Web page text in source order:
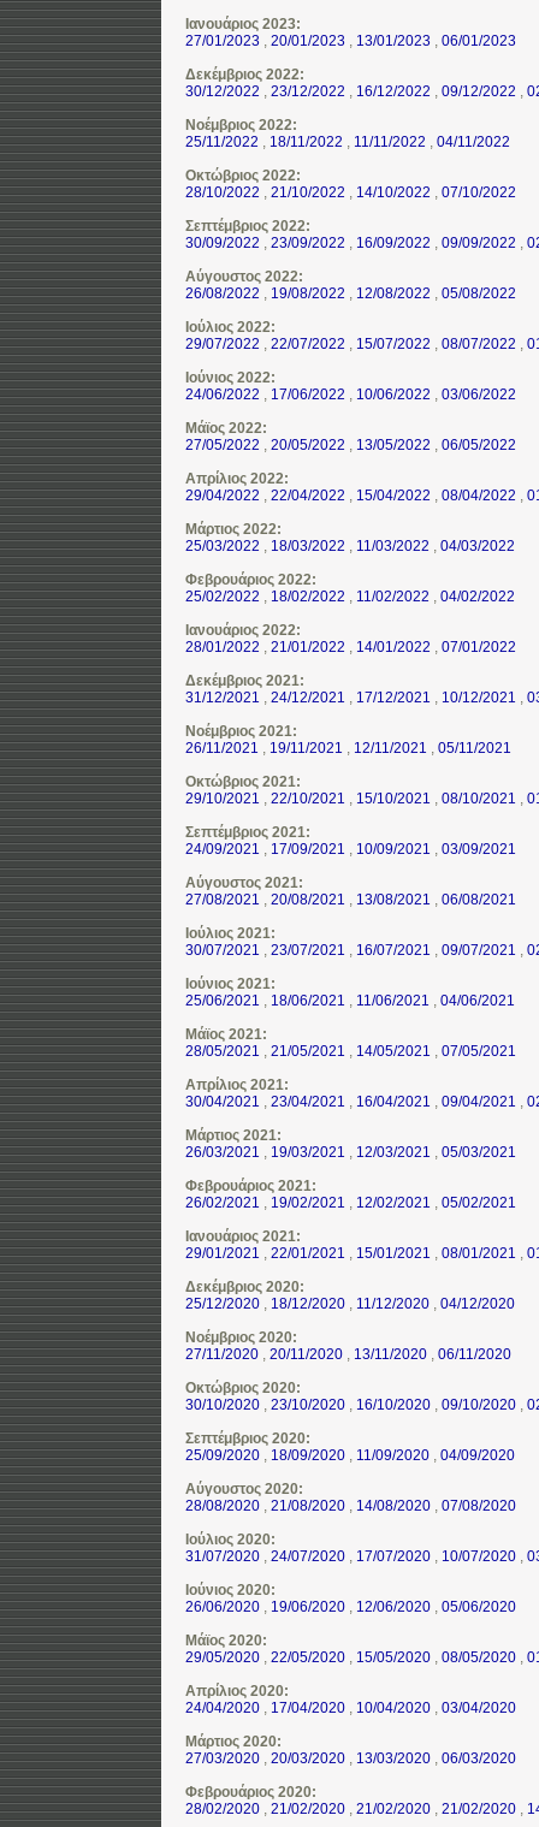
Ιανουάριος 2023:
27/01/2023 , 20/01/2023 , 13/01/2023 , 06/01/2023
Δεκέμβριος 2022:
30/12/2022 , 23/12/2022 , 16/12/2022 , 09/12/2022 ,
Νοέμβριος 2022:
25/11/2022 , 18/11/2022 , 11/11/2022 , 04/11/2022
Οκτώβριος 2022:
28/10/2022 , 21/10/2022 , 14/10/2022 , 07/10/2022
Σεπτέμβριος 2022:
30/09/2022 , 23/09/2022 , 16/09/2022 , 09/09/2022 ,
Αύγουστος 2022:
26/08/2022 , 19/08/2022 , 12/08/2022 , 05/08/2022
Ιούλιος 2022:
29/07/2022 , 22/07/2022 , 15/07/2022 , 08/07/2022 ,
Ιούνιος 2022:
24/06/2022 , 17/06/2022 , 10/06/2022 , 03/06/2022
Μάϊος 2022:
27/05/2022 , 20/05/2022 , 13/05/2022 , 06/05/2022
Απρίλιος 2022:
29/04/2022 , 22/04/2022 , 15/04/2022 , 08/04/2022 ,
Μάρτιος 2022:
25/03/2022 , 18/03/2022 , 11/03/2022 , 04/03/2022
Φεβρουάριος 2022:
25/02/2022 , 18/02/2022 , 11/02/2022 , 04/02/2022
Ιανουάριος 2022:
28/01/2022 , 21/01/2022 , 14/01/2022 , 07/01/2022
Δεκέμβριος 2021:
31/12/2021 , 24/12/2021 , 17/12/2021 , 10/12/2021 ,
Νοέμβριος 2021:
26/11/2021 , 19/11/2021 , 12/11/2021 , 05/11/2021
Οκτώβριος 2021:
29/10/2021 , 22/10/2021 , 15/10/2021 , 08/10/2021 ,
Σεπτέμβριος 2021:
24/09/2021 , 17/09/2021 , 10/09/2021 , 03/09/2021
Αύγουστος 2021:
27/08/2021 , 20/08/2021 , 13/08/2021 , 06/08/2021
Ιούλιος 2021:
30/07/2021 , 23/07/2021 , 16/07/2021 , 09/07/2021 ,
Ιούνιος 2021:
25/06/2021 , 18/06/2021 , 11/06/2021 , 04/06/2021
Μάϊος 2021:
28/05/2021 , 21/05/2021 , 14/05/2021 , 07/05/2021
Απρίλιος 2021:
30/04/2021 , 23/04/2021 , 16/04/2021 , 09/04/2021 ,
Μάρτιος 2021:
26/03/2021 , 19/03/2021 , 12/03/2021 , 05/03/2021
Φεβρουάριος 2021:
26/02/2021 , 19/02/2021 , 12/02/2021 , 05/02/2021
Ιανουάριος 2021:
29/01/2021 , 22/01/2021 , 15/01/2021 , 08/01/2021 ,
Δεκέμβριος 2020:
25/12/2020 , 18/12/2020 , 11/12/2020 , 04/12/2020
Νοέμβριος 2020:
27/11/2020 , 20/11/2020 , 13/11/2020 , 06/11/2020
Οκτώβριος 2020:
30/10/2020 , 23/10/2020 , 16/10/2020 , 09/10/2020 ,
Σεπτέμβριος 2020:
25/09/2020 , 18/09/2020 , 11/09/2020 , 04/09/2020
Αύγουστος 2020:
28/08/2020 , 21/08/2020 , 14/08/2020 , 07/08/2020
Ιούλιος 2020:
31/07/2020 , 24/07/2020 , 17/07/2020 , 10/07/2020 ,
Ιούνιος 2020:
26/06/2020 , 19/06/2020 , 12/06/2020 , 05/06/2020
Μάϊος 2020:
29/05/2020 , 22/05/2020 , 15/05/2020 , 08/05/2020 ,
Απρίλιος 2020:
24/04/2020 , 17/04/2020 , 10/04/2020 , 03/04/2020
Μάρτιος 2020:
27/03/2020 , 20/03/2020 , 13/03/2020 , 06/03/2020
Φεβρουάριος 2020:
28/02/2020 , 21/02/2020 , 21/02/2020 , 21/02/2020 ,